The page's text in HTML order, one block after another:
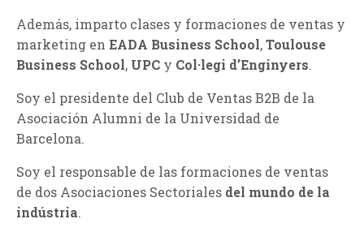
Además, imparto clases y formaciones de ventas y
marketing en EADA Business School,Toulouse
Business School, UPC y Col·legi d’Enginyers.
Soy el presidente del Club de Ventas B2B de la
Asociación Alumni de la Universidad de
Barcelona.
Soy el responsable de las formaciones de ventas
de dos Asociaciones Sectoriales del mundo de la
indústria.